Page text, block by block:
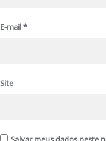
E-mail*
Site